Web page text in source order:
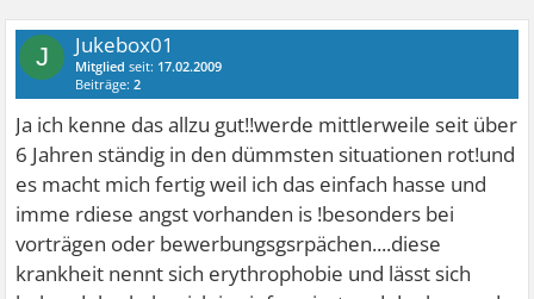
J Jukebox01
Mitglied seit: 17.02.2009
Beiträge:2
Ja ich kenne das allzu gut!!werde mittlerweile seit über
6 Jahren ständig in den dümmsten situationen rot!und
es macht mich fertig weil ich das einfach hasse und
imme rdiese angst vorhanden is !besonders bei
vorträgen oder bewerbungsgsrpächen....diese
krankheit nennt sich erythrophobie und lässt sich